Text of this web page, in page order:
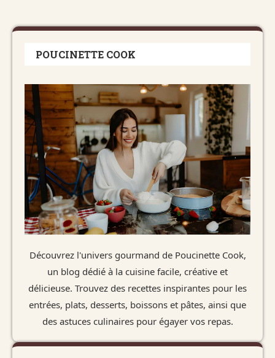
POUCINETTE COOK
Découvrez l'univers gourmand de Poucinette Cook,
un blog dédié à la cuisine facile, créative et
délicieuse. Trouvez des recettes inspirantes pour les
entrées, plats, desserts, boissons et pâtes, ainsi que
des astuces culinaires pour égayer vos repas.